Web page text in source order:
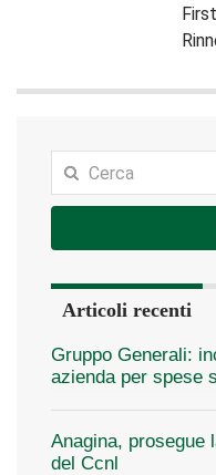
Articoli recenti
Gruppo Generali:
azienda per spese
Anagina, prosegue
del Ccnl